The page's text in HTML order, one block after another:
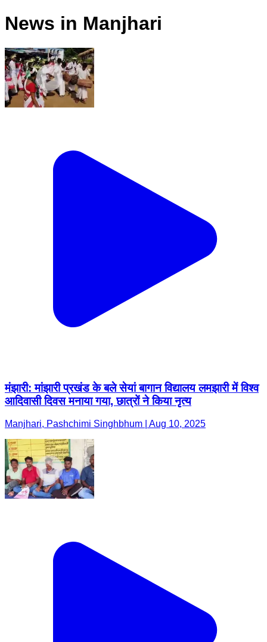
News in Manjhari
मंझारी: मांझारी प्रखंड के बले सेयां बागान विद्यालय लमझारी में विश्व
आदिवासी दिवस मनाया गया, छात्रों ने किया नृत्य
Manjhari, Pashchimi Singhbhum | Aug 10, 2025